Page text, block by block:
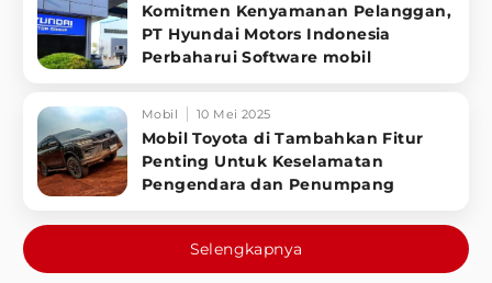
Komitmen Kenyamanan Pelanggan,
PT Hyundai Motors Indonesia
Perbaharui Software mobil
Mobil 10 Mei 2025
Mobil Toyota di Tambahkan Fitur
Penting Untuk Keselamatan
Pengendara dan Penumpang
Selengkapnya